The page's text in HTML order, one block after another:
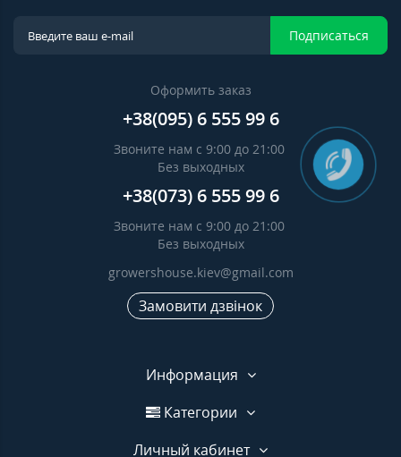
Подписаться
Оформить заказ
+38(095) 6 555 99 6
Звоните нам с 9:00 до 21:00
Без выходных
+38(073) 6 555 99 6
Звоните нам с 9:00 до 21:00
Без выходных
growershouse.kiev@gmail.com
Замовити дзвінок
Информация
Категории
Личный кабинет